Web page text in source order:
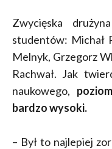
Zwycięska
studentów: Michał
Melnyk, Grzegorz
Rachwał. Jak
naukowego,
bardzo wysoki.
– Był to najlepiej